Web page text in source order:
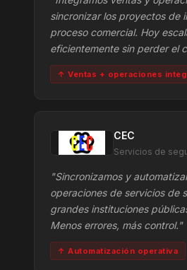
sincronizar los proyectos de
proceso comercial. Hoy
eficientemente sin perder el
↑ Ventas + operaciones
CEC
Servicios de
"Sincronizamos y
operaciones de servicios de
grandes instituciones
Menos errores, más control."
↑ Automatización operativa